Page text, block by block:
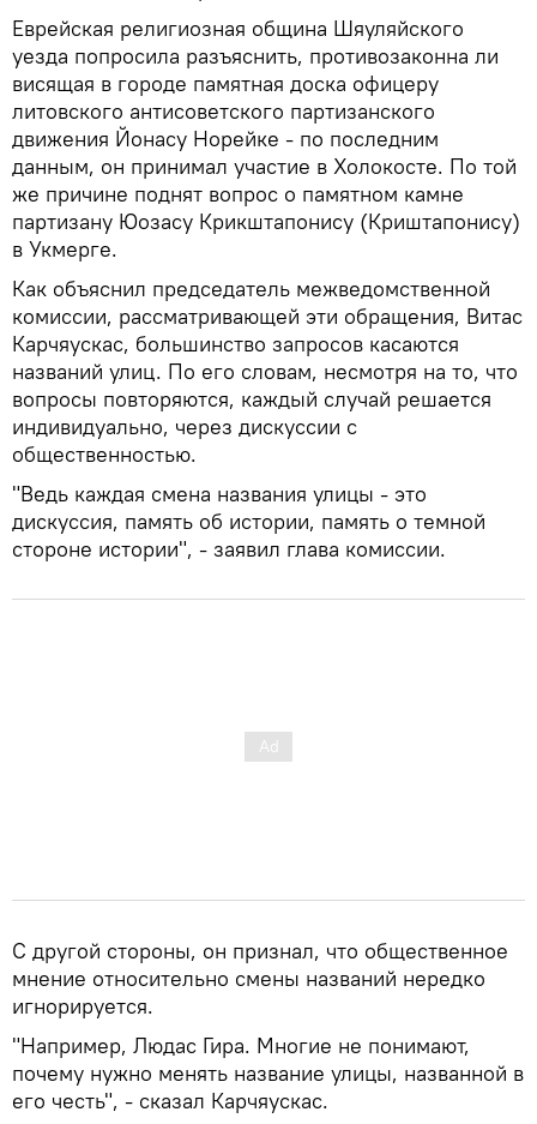
Еврейская религиозная община Шяуляйского
уезда попросила разъяснить, противозаконна ли
висящая в городе памятная доска офицеру
литовского антисоветского партизанского
движения Йонасу Норейке - по последним
данным, он принимал участие в Холокосте. По той
же причине поднят вопрос о памятном камне
партизану Юозасу Крикштапонису (Криштапонису)
в Укмерге.
Как объяснил председатель межведомственной
комиссии, рассматривающей эти обращения, Витас
Карчяускас, большинство запросов касаются
названий улиц. По его словам, несмотря на то, что
вопросы повторяются, каждый случай решается
индивидуально, через дискуссии с
общественностью.
"Ведь каждая смена названия улицы - это
дискуссия, память об истории, память о темной
стороне истории", - заявил глава комиссии.
С другой стороны, он признал, что общественное
мнение относительно смены названий нередко
игнорируется.
"Например, Людас Гира. Многие не понимают,
почему нужно менять название улицы, названной в
его честь", - сказал Карчяускас.